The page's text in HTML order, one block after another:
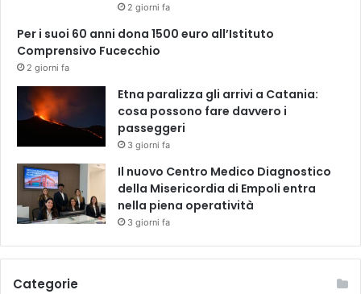
2 giorni fa
Per i suoi 60 anni dona 1500 euro all’Istituto
Comprensivo Fucecchio
2 giorni fa
Etna paralizza gli arrivi a Catania:
cosa possono fare davvero i
passeggeri
3 giorni fa
Il nuovo Centro Medico Diagnostico
della Misericordia di Empoli entra
nella piena operatività
3 giorni fa
Categorie